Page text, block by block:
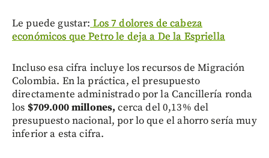
Le puede gustar: Los 7 dolores de cabeza
económicos que Petro le deja a De la Espriella
Incluso esa cifra incluye los recursos de Migración
Colombia. En la práctica, el presupuesto
directamente administrado por la Cancillería ronda
los $709.000 millones,cerca del 0,13% del
presupuesto nacional, por lo que el ahorro sería muy
inferior a esta cifra.